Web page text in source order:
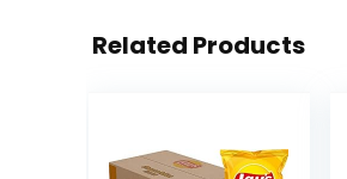
Related Products